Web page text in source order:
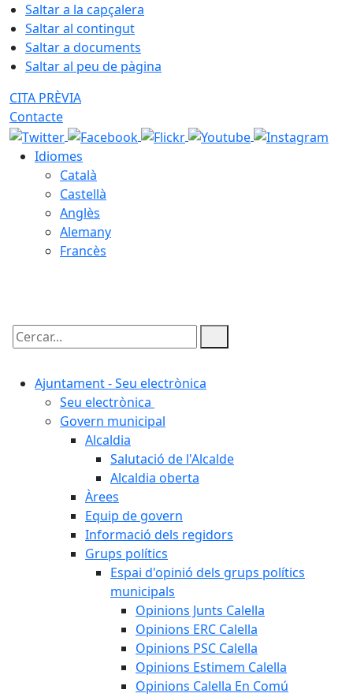
Saltar a la capçalera
Saltar al contingut
Saltar a documents
Saltar al peu de pàgina
CITA PRÈVIA
Contacte
Idiomes
Català
Castellà
Anglès
Alemany
Francès
Cercar:
Ajuntament - Seu electrònica
Seu electrònica
Govern municipal
Alcaldia
Salutació de l'Alcalde
Alcaldia oberta
Àrees
Equip de govern
Informació dels regidors
Grups polítics
Espai d'opinió dels grups polítics
municipals
Opinions Junts Calella
Opinions ERC Calella
Opinions PSC Calella
Opinions Estimem Calella
Opinions Calella En Comú